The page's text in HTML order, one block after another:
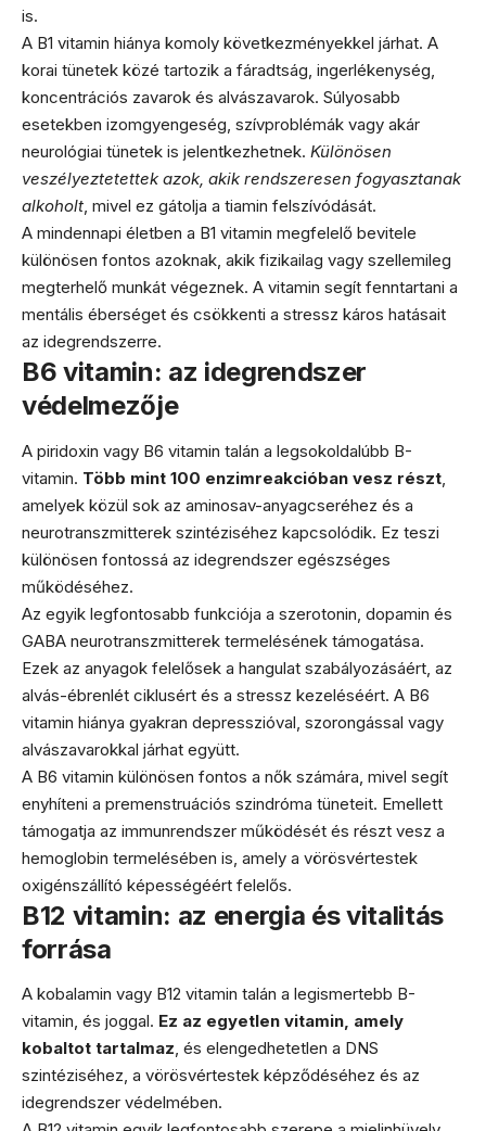
is.
A B1 vitamin hiánya komoly következményekkel járhat. A
korai tünetek közé tartozik a fáradtság, ingerlékenység,
koncentrációs zavarok és alvászavarok. Súlyosabb
esetekben izomgyengeség, szívproblémák vagy akár
neurológiai tünetek is jelentkezhetnek. Különösen
veszélyeztetettek azok, akik rendszeresen fogyasztanak
alkoholt, mivel ez gátolja a tiamin felszívódását.
A mindennapi életben a B1 vitamin megfelelő bevitele
különösen fontos azoknak, akik fizikailag vagy szellemileg
megterhelő munkát végeznek. A vitamin segít fenntartani a
mentális éberséget és csökkenti a stressz káros hatásait
az idegrendszerre.
B6 vitamin: az idegrendszer
védelmezője
A piridoxin vagy B6 vitamin talán a legsokoldalúbb B-
vitamin. Több mint 100 enzimreakcióban vesz részt
amelyek közül sok az aminosav-anyagcseréhez és a
neurotranszmitterek szintéziséhez kapcsolódik. Ez teszi
különösen fontossá az idegrendszer egészséges
működéséhez.
Az egyik legfontosabb funkciója a szerotonin, dopamin és
GABA neurotranszmitterek termelésének támogatása.
Ezek az anyagok felelősek a hangulat szabályozásáért, az
alvás-ébrenlét ciklusért és a stressz kezeléséért. A B6
vitamin hiánya gyakran depresszióval, szorongással vagy
alvászavarokkal járhat együtt.
A B6 vitamin különösen fontos a nők számára, mivel segít
enyhíteni a premenstruációs szindróma tüneteit. Emellett
támogatja az immunrendszer működését és részt vesz a
hemoglobin termelésében is, amely a vörösvértestek
oxigénszállító képességéért felelős.
B12 vitamin: az energia és vitalitás
forrása
A kobalamin vagy B12 vitamin talán a legismertebb B-
vitamin, és joggal. Ez az egyetlen vitamin, amely
kobaltot tartalmaz, és elengedhetetlen a DNS
szintéziséhez, a vörösvértestek képződéséhez és az
idegrendszer védelmében.